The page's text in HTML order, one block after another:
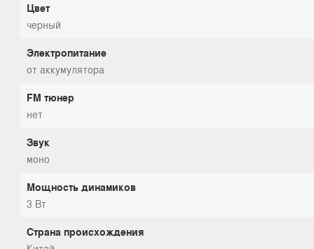
Цвет
черный
Электропитание
от аккумулятора
FM тюнер
нет
Звук
моно
Мощность динамиков
3 Вт
Страна происхождения